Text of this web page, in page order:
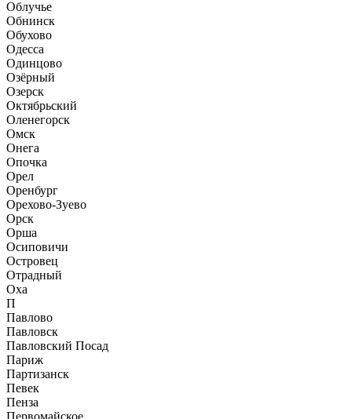
Облучье
Обнинск
Обухово
Одесса
Одинцово
Озёрный
Озерск
Октябрьский
Оленегорск
Омск
Онега
Опочка
Орел
Оренбург
Орехово-Зуево
Орск
Орша
Осиповичи
Островец
Отрадный
Оха
П
Павлово
Павловск
Павловский Посад
Париж
Партизанск
Певек
Пенза
Первомайское